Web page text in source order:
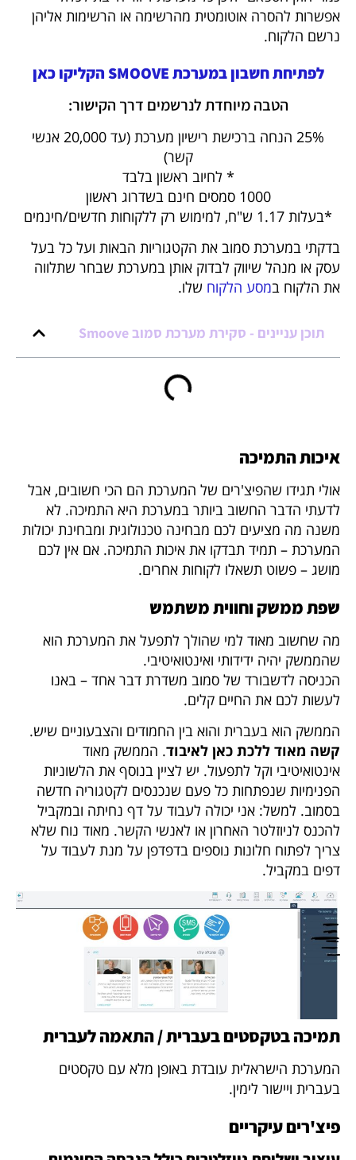
אפשרות להסרה אוטומטית מהרשימה או הרשימות אליהן
נרשם הלקוח.
לפתיחת חשבון במערכת SMOOVE הקליקו כאן
הטבה מיוחדת לנרשמים דרך הקישור:
25% הנחה ברכישת רישיון מערכת (עד 20,000 אנשי
קשר)
* לחיוב ראשון בלבד
1000 סמסים חינם בשדרוג ראשון
*בעלות 1.17 ש"ח, למימוש רק ללקוחות חדשים/חינמים
בדקתי במערכת סמוב את הקטגוריות הבאות ועל כל בעל
עסק או מנהל שיווק לבדוק אותן במערכת שבחר שתלווה
את הלקוח במסע הלקוח שלו.
תוכן עניינים - סקירת מערכת סמוב Smoove
איכות התמיכה
אולי תגידו שהפיצ'רים של המערכת הם הכי חשובים, אבל
לדעתי הדבר החשוב ביותר במערכת היא התמיכה. לא
משנה מה מציעים לכם מבחינה טכנולוגית ומבחינת יכולות
המערכת – תמיד תבדקו את איכות התמיכה. אם אין לכם
מושג – פשוט תשאלו לקוחות אחרים.
שפת ממשק וחווית משתמש
מה שחשוב מאוד למי שהולך לתפעל את המערכת הוא
שהממשק יהיה ידידותי ואינטואיטיבי.
הכניסה לדשבורד של סמוב משדרת דבר אחד – באנו
לעשות לכם את החיים קלים.
הממשק הוא בעברית והוא בין החמודים והצבעוניים שיש.
קשה מאוד ללכת כאן לאיבוד. הממשק מאוד
אינטואיטיבי וקל לתפעול. יש לציין בנוסף את הלשוניות
הפנימיות שנפתחות כל פעם שנכנסים לקטגוריה חדשה
בסמוב. למשל: אני יכולה לעבוד על דף נחיתה ובמקביל
להכנס לניוזלטר האחרון או לאנשי הקשר. מאוד נוח שלא
צריך לפתוח חלונות נוספים בדפדפן על מנת לעבוד על
דפים במקביל.
תמיכה בטקסטים בעברית / התאמה לעברית
המערכת הישראלית עובדת באופן מלא עם טקסטים
בעברית ויישור לימין.
פיצ'רים עיקריים